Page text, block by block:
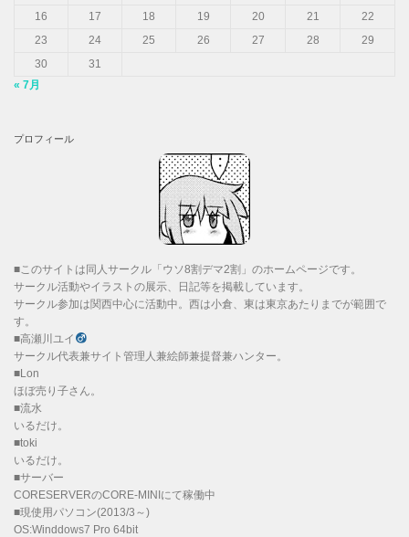
16
17 18 19 20 21
22
23
24 25 26 27 28
29
30
31
« 7月
プロフィール
■このサイトは同人サークル「ウソ8割デマ2割」のホームページです。
サークル活動やイラストの展示、日記等を掲載しています。
サークル参加は関西中心に活動中。西は小倉、東は東京あたりまでが範囲で
す。
■高瀬川ユイ
サークル代表兼サイト管理人兼絵師兼提督兼ハンター。
■Lon
ほぼ売り子さん。
■流水
いるだけ。
■toki
いるだけ。
■サーバー
CORESERVERのCORE-MINIにて稼働中
■現使用パソコン(2013/3～)
OS:Winddows7 Pro 64bit